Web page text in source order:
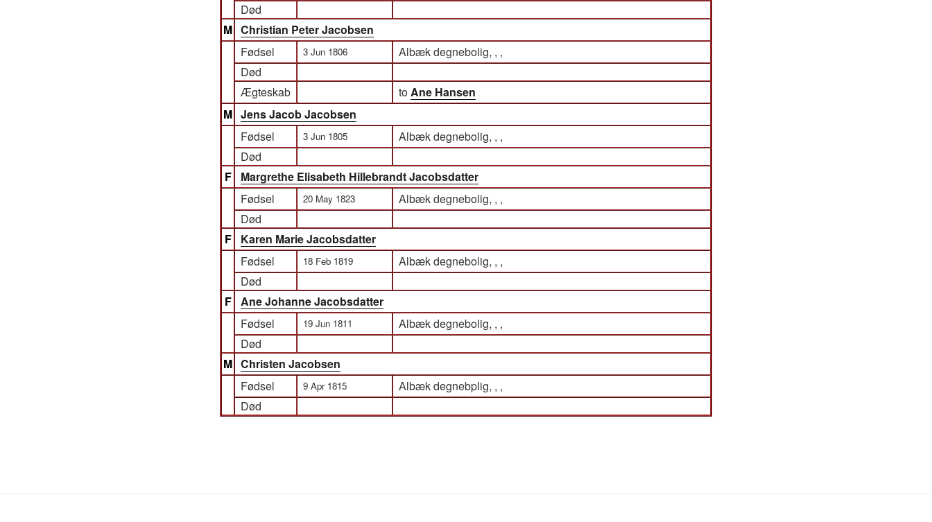
Død
M Christian Peter Jacobsen
Fødsel
3 Jun 1806
Albæk degnebolig, , ,
Død
Ægteskab
to Ane Hansen
M Jens Jacob Jacobsen
Fødsel
3 Jun 1805
Albæk degnebolig, , ,
Død
F
Margrethe Elisabeth Hillebrandt Jacobsdatter
Fødsel
20 May 1823
Albæk degnebolig, , ,
Død
F
Karen Marie Jacobsdatter
Fødsel
18 Feb 1819
Albæk degnebolig, , ,
Død
F
Ane Johanne Jacobsdatter
Fødsel
19 Jun 1811
Albæk degnebolig, , ,
Død
M Christen Jacobsen
Fødsel
9 Apr 1815
Albæk degnebplig, , ,
Død